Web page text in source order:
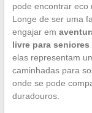
pode encontrar eco
Longe de ser uma
engajar em
livre para
elas representam
caminhadas para
onde se pode
duradouros.